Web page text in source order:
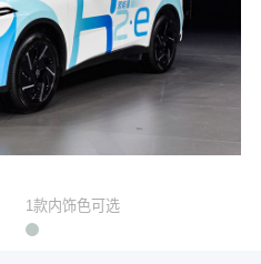
1款内饰色可选